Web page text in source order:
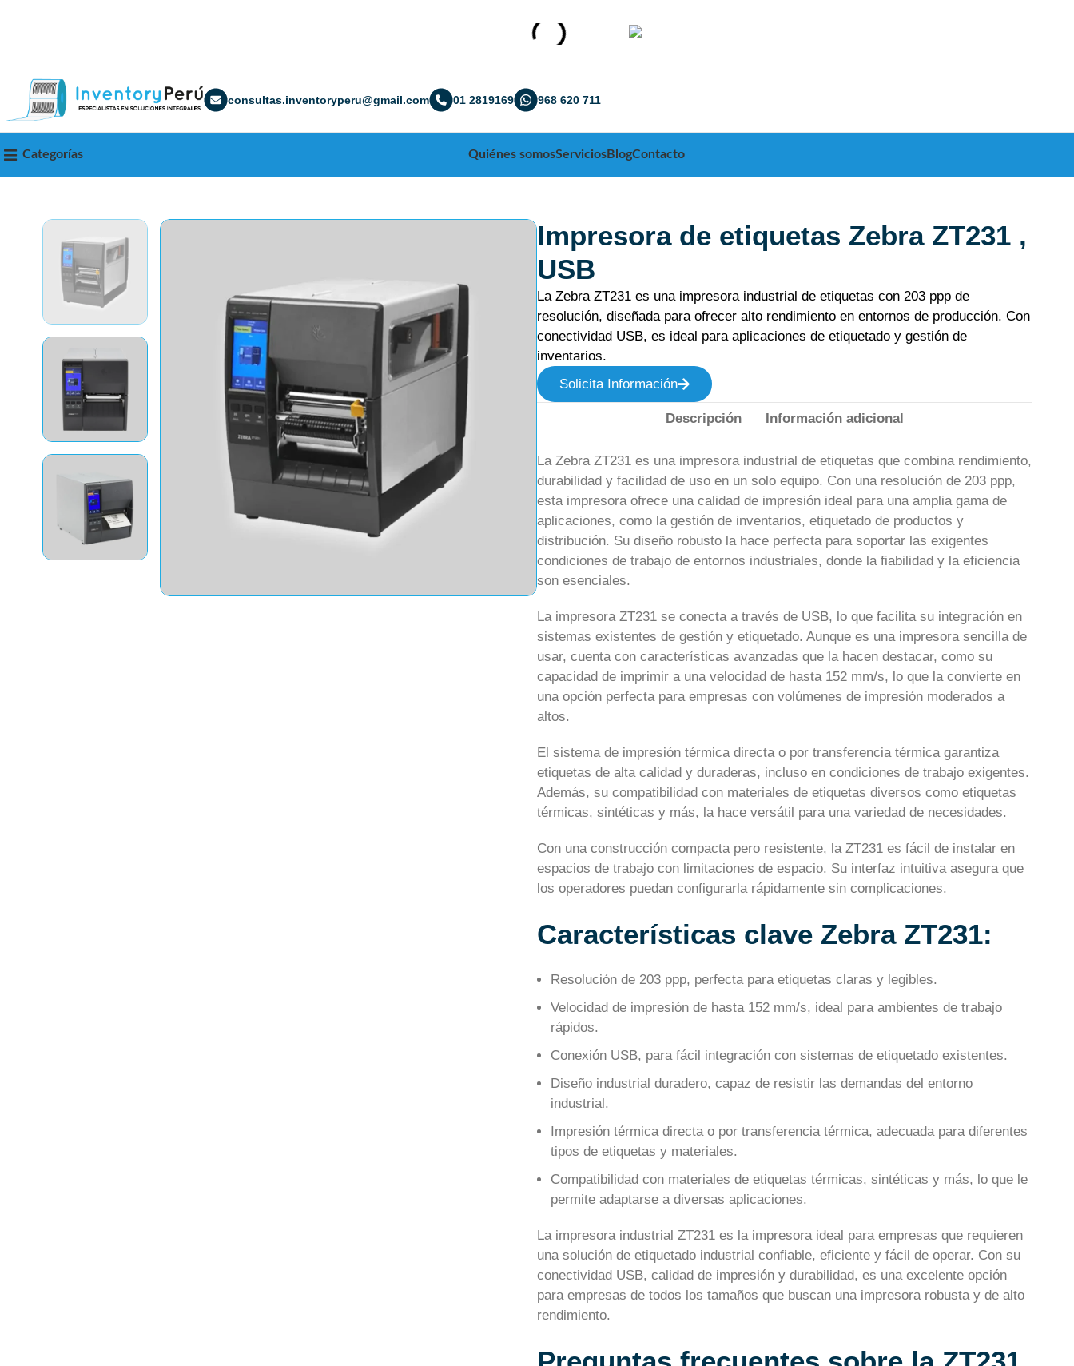
consultas.inventoryperu@gmail.com 01 2819169 968 620 711
Categorías Quiénes somosServiciosBlogContacto
Impresora de etiquetas Zebra ZT231 ,
USB
La Zebra ZT231 es una impresora industrial de etiquetas con 203 ppp de
resolución, diseñada para ofrecer alto rendimiento en entornos de producción. Con
conectividad USB, es ideal para aplicaciones de etiquetado y gestión de
inventarios.
Solicita Información
Descripción Información adicional
La Zebra ZT231 es una impresora industrial de etiquetas que combina rendimiento,
durabilidad y facilidad de uso en un solo equipo. Con una resolución de 203 ppp,
esta impresora ofrece una calidad de impresión ideal para una amplia gama de
aplicaciones, como la gestión de inventarios, etiquetado de productos y
distribución. Su diseño robusto la hace perfecta para soportar las exigentes
condiciones de trabajo de entornos industriales, donde la fiabilidad y la eficiencia
son esenciales.
La impresora ZT231 se conecta a través de USB, lo que facilita su integración en
sistemas existentes de gestión y etiquetado. Aunque es una impresora sencilla de
usar, cuenta con características avanzadas que la hacen destacar, como su
capacidad de imprimir a una velocidad de hasta 152 mm/s, lo que la convierte en
una opción perfecta para empresas con volúmenes de impresión moderados a
altos.
El sistema de impresión térmica directa o por transferencia térmica garantiza
etiquetas de alta calidad y duraderas, incluso en condiciones de trabajo exigentes.
Además, su compatibilidad con materiales de etiquetas diversos como etiquetas
térmicas, sintéticas y más, la hace versátil para una variedad de necesidades.
Con una construcción compacta pero resistente, la ZT231 es fácil de instalar en
espacios de trabajo con limitaciones de espacio. Su interfaz intuitiva asegura que
los operadores puedan configurarla rápidamente sin complicaciones.
Características clave Zebra ZT231:
Resolución de 203 ppp, perfecta para etiquetas claras y legibles.
Velocidad de impresión de hasta 152 mm/s, ideal para ambientes de trabajo
rápidos.
Conexión USB, para fácil integración con sistemas de etiquetado existentes.
Diseño industrial duradero, capaz de resistir las demandas del entorno
industrial.
Impresión térmica directa o por transferencia térmica, adecuada para diferentes
tipos de etiquetas y materiales.
Compatibilidad con materiales de etiquetas térmicas, sintéticas y más, lo que le
permite adaptarse a diversas aplicaciones.
La impresora industrial ZT231 es la impresora ideal para empresas que requieren
una solución de etiquetado industrial confiable, eficiente y fácil de operar. Con su
conectividad USB, calidad de impresión y durabilidad, es una excelente opción
para empresas de todos los tamaños que buscan una impresora robusta y de alto
rendimiento.